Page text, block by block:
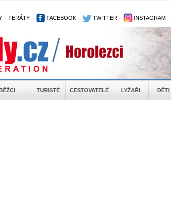
- FERÁTY - FACEBOOK - TWITTER - INSTAGRAM -
TURISTÉ CESTOVATELÉ LYŽAŘI DĚTI